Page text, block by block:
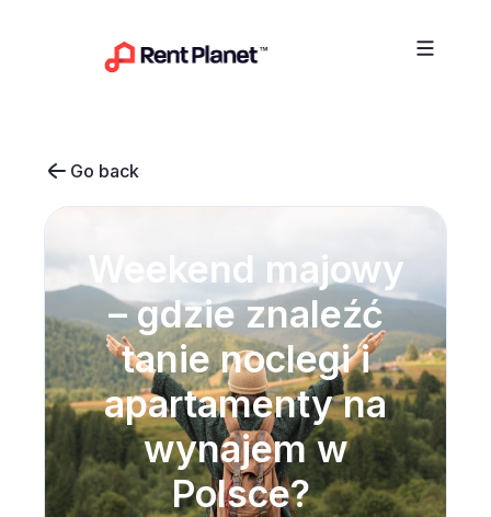
Go back
Weekend majowy
– gdzie znaleźć
tanie noclegi i
apartamenty na
wynajem w
Polsce?